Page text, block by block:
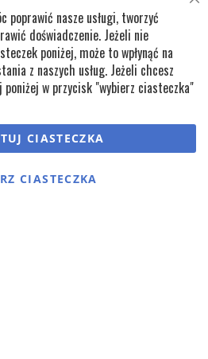
TKL Progress
prywatności
poprawić nasze usługi, tworzyć
doświadczenie. Jeżeli nie
poniżej, może to wpłynąć na
z naszych usług. Jeżeli chcesz
w przycisk "wybierz ciasteczka"
CIASTECZKA
CIASTECZKA